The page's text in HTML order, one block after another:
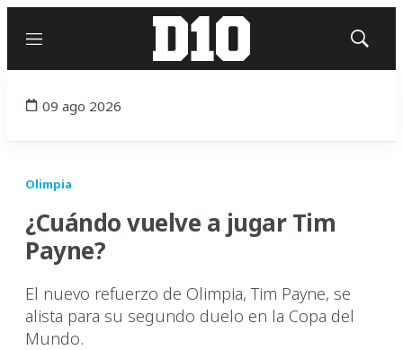
Menú
Mostrar
09 ago 2026
Olimpia
¿Cuándo vuelve a jugar Tim
Payne?
El nuevo refuerzo de Olimpia, Tim Payne, se
alista para su segundo duelo en la Copa del
Mundo.